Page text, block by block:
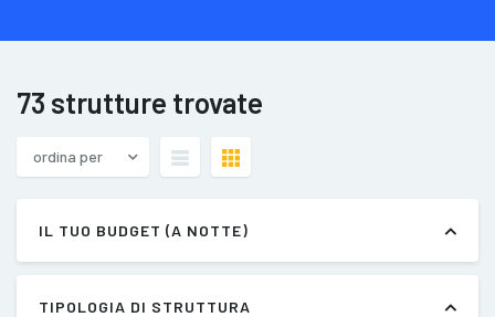
73 strutture trovate
ordina per
IL TUO BUDGET (A NOTTE)
TIPOLOGIA DI STRUTTURA